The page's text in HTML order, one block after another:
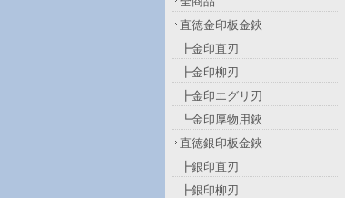
直徳金印板金鋏
┣金印直刃
┣金印柳刃
┣金印エグリ刃
┗金印厚物用鋏
直徳銀印板金鋏
┣銀印直刃
┣銀印柳刃